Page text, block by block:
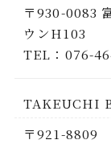
〒930-0083
ウンH103
TEL：076-
TAKEUCHI
〒921-8809